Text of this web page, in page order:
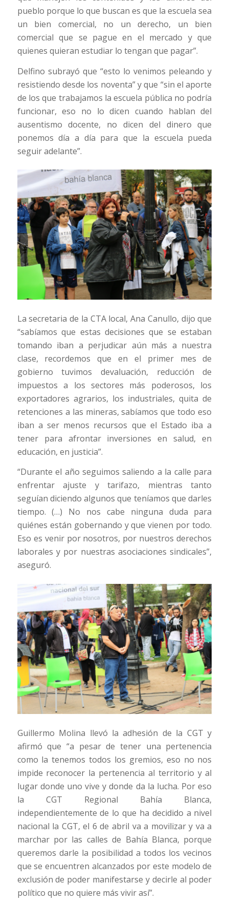
pueblo porque lo que buscan es que la escuela sea
un bien comercial, no un derecho, un bien
comercial que se pague en el mercado y que
quienes quieran estudiar lo tengan que pagar”.
Delfino subrayó que “esto lo venimos peleando y
resistiendo desde los noventa” y que “sin el aporte
de los que trabajamos la escuela pública no podría
funcionar, eso no lo dicen cuando hablan del
ausentismo docente, no dicen del dinero que
ponemos día a día para que la escuela pueda
seguir adelante”.
La secretaria de la CTA local, Ana Canullo, dijo que
“sabíamos que estas decisiones que se estaban
tomando iban a perjudicar aún más a nuestra
clase, recordemos que en el primer mes de
gobierno tuvimos devaluación, reducción de
impuestos a los sectores más poderosos, los
exportadores agrarios, los industriales, quita de
retenciones a las mineras, sabíamos que todo eso
iban a ser menos recursos que el Estado iba a
tener para afrontar inversiones en salud, en
educación, en justicia”.
“Durante el año seguimos saliendo a la calle para
enfrentar ajuste y tarifazo, mientras tanto
seguían diciendo algunos que teníamos que darles
tiempo. (…) No nos cabe ninguna duda para
quiénes están gobernando y que vienen por todo.
Eso es venir por nosotros, por nuestros derechos
laborales y por nuestras asociaciones sindicales”,
aseguró.
Guillermo Molina llevó la adhesión de la CGT y
afirmó que “a pesar de tener una pertenencia
como la tenemos todos los gremios, eso no nos
impide reconocer la pertenencia al territorio y al
lugar donde uno vive y donde da la lucha. Por eso
la CGT Regional Bahía Blanca,
independientemente de lo que ha decidido a nivel
nacional la CGT, el 6 de abril va a movilizar y va a
marchar por las calles de Bahía Blanca, porque
queremos darle la posibilidad a todos los vecinos
que se encuentren alcanzados por este modelo de
exclusión de poder manifestarse y decirle al poder
político que no quiere más vivir así”.